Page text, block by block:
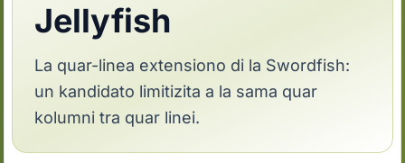
Jellyfish
La quar-linea extensiono di la Swordfish:
un kandidato limitizita a la sama quar
kolumni tra quar linei.